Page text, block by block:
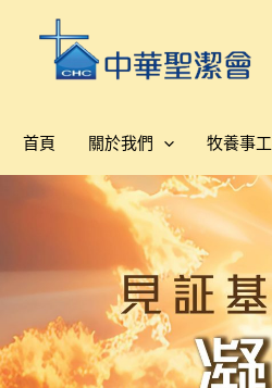
首頁 關於我們 牧養事工